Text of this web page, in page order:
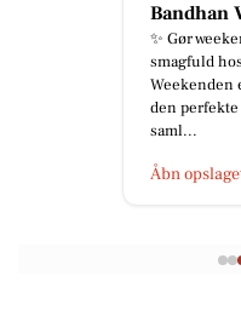
Bandhan
✨ Gør
smagfuld
Weekenden
den
saml...
Åbn